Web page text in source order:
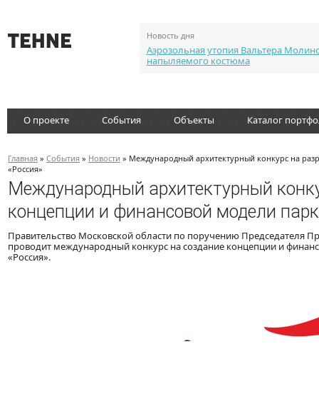
Новость дня
Аэрозольная утопия Вальтера
напыляемого костюма
О проекте События Объекты Каталог
Главная » События » Новости » Международный архитектурный конкурс на
«Россия»
Международный архитектурный
концепции и финансовой модели
Правительство Московской области по поручению Председателя
проводит международный конкурс на создание концепции и
«Россия».